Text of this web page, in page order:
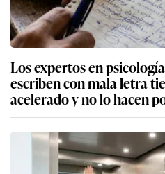
Los expertos en
escriben con mala letra
acelerado y no lo hacen